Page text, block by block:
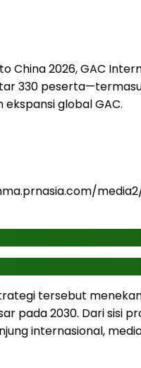
China 2026, GAC
330
global GAC.
tersebut
pada 2030. Dari sisi
internasional,